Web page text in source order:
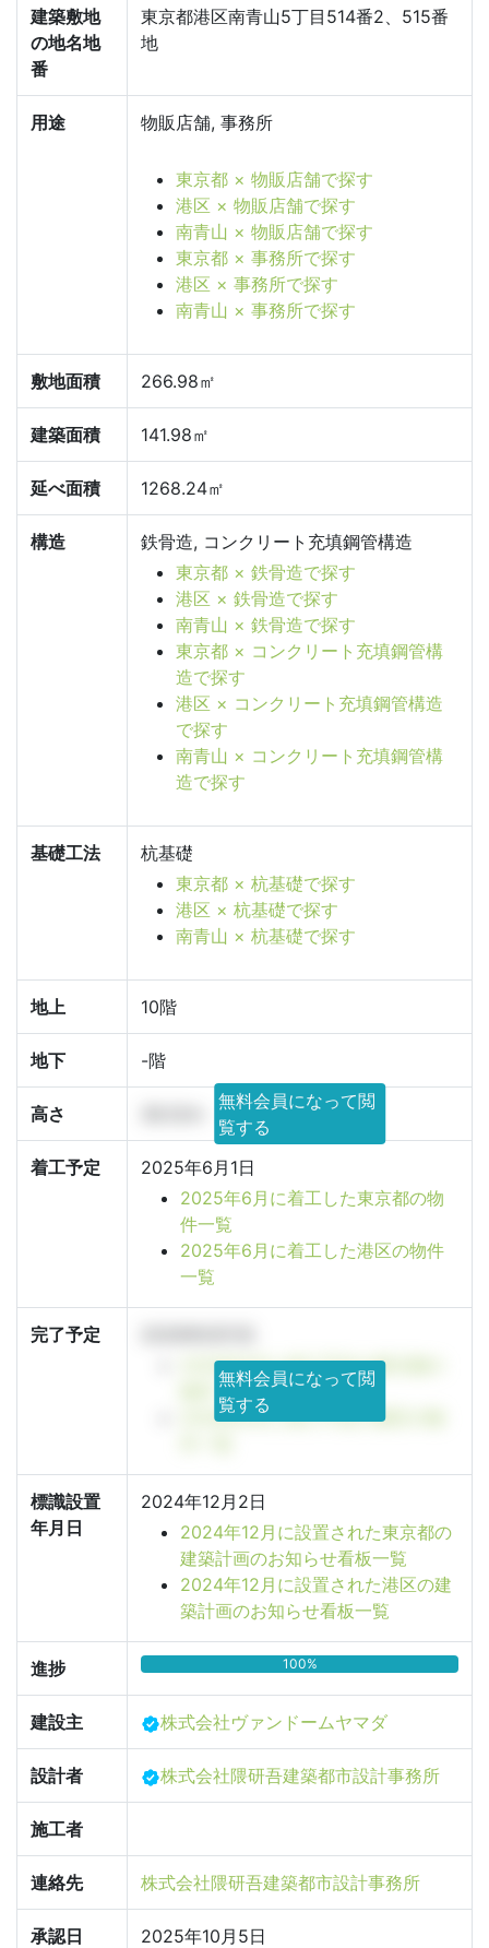
建築敷地
の地名地
番
東京都港区南青山5丁目514番2、515番
地
用途 物販店舗, 事務所
東京都 × 物販店舗で探す
港区 × 物販店舗で探す
南青山 × 物販店舗で探す
東京都 × 事務所で探す
港区 × 事務所で探す
南青山 × 事務所で探す
敷地面積 266.98㎡
建築面積 141.98㎡
延べ面積 1268.24㎡
構造
鉄骨造, コンクリート充填鋼管構造
東京都 × 鉄骨造で探す
港区 × 鉄骨造で探す
南青山 × 鉄骨造で探す
東京都 × コンクリート充填鋼管構
造で探す
港区 × コンクリート充填鋼管構造
で探す
南青山 × コンクリート充填鋼管構
造で探す
基礎工法
杭基礎
東京都 × 杭基礎で探す
港区 × 杭基礎で探す
南青山 × 杭基礎で探す
地上 10階
地下 -階
高さ
無料会員になって閲
覧する
着工予定
2025年6月1日
2025年6月に着工した東京都の物
件一覧
2025年6月に着工した港区の物件
一覧
完了予定
2026年6月に竣工予定の東京都の
物件一覧
2026年6月に竣工予定の港区の物
無料会員になって閲
覧する
標識設置
年月日
2024年12月2日
2024年12月に設置された東京都の
建築計画のお知らせ看板一覧
2024年12月に設置された港区の建
築計画のお知らせ看板一覧
進捗 100%
建設主 株式会社ヴァンドームヤマダ
設計者 株式会社隈研吾建築都市設計事務所
施工者
連絡先 株式会社隈研吾建築都市設計事務所
承認日 2025年10月5日